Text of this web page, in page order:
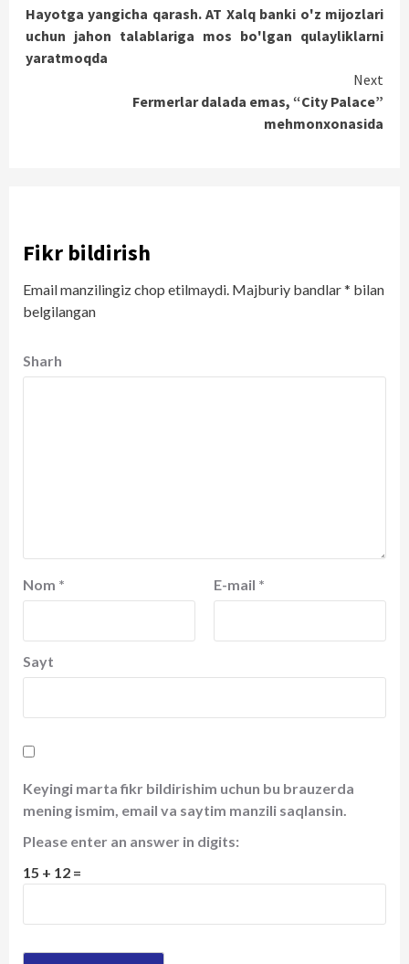
Reading
Hayotga yangicha qarash. AT Xalq banki o'z mijozlari
uchun jahon talablariga mos bo'lgan qulayliklarni
yaratmoqda
Next
Fermerlar dalada emas, “City Palace”
mehmonxonasida
Fikr bildirish
Email manzilingiz chop etilmaydi. Majburiy bandlar* bilan
belgilangan
Sharh
Nom * E-mail *
Sayt
Keyingi marta fikr bildirishim uchun bu brauzerda
mening ismim, email va saytim manzili saqlansin.
Please enter an answer in digits:
15 + 12 =